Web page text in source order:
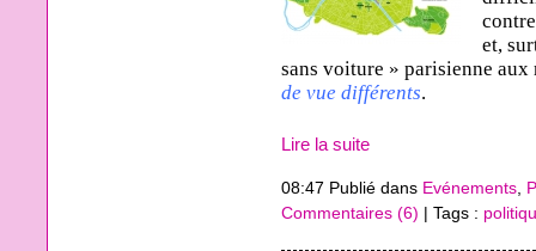
et,
sans voiture » parisienne
de vue différents.
Lire la suite
08:47 Publié dans Evénements
Commentaires (6) | Tags :